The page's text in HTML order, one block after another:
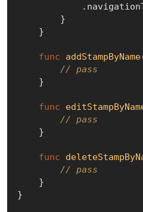
func addStampByName
// pass
func
// pass
func
// pass
}